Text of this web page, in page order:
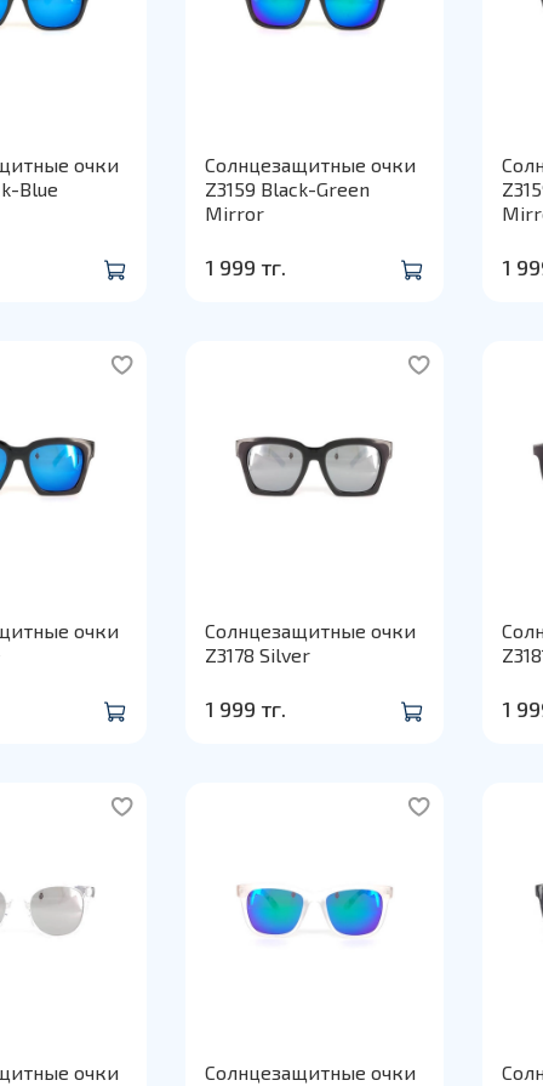
очки
Blue
Солнцезащитные очки
Z3159 Black-Green
Mirror
1 999 тг. 1
очки
Солнцезащитные очки
Z3178 Silver
1 999 тг. 1
очки
Солнцезащитные очки